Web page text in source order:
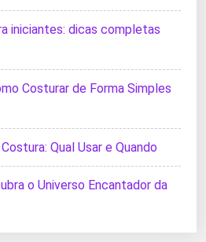
iniciantes: dicas completas
Costurar de Forma Simples
Qual Usar e Quando
o Universo Encantador da